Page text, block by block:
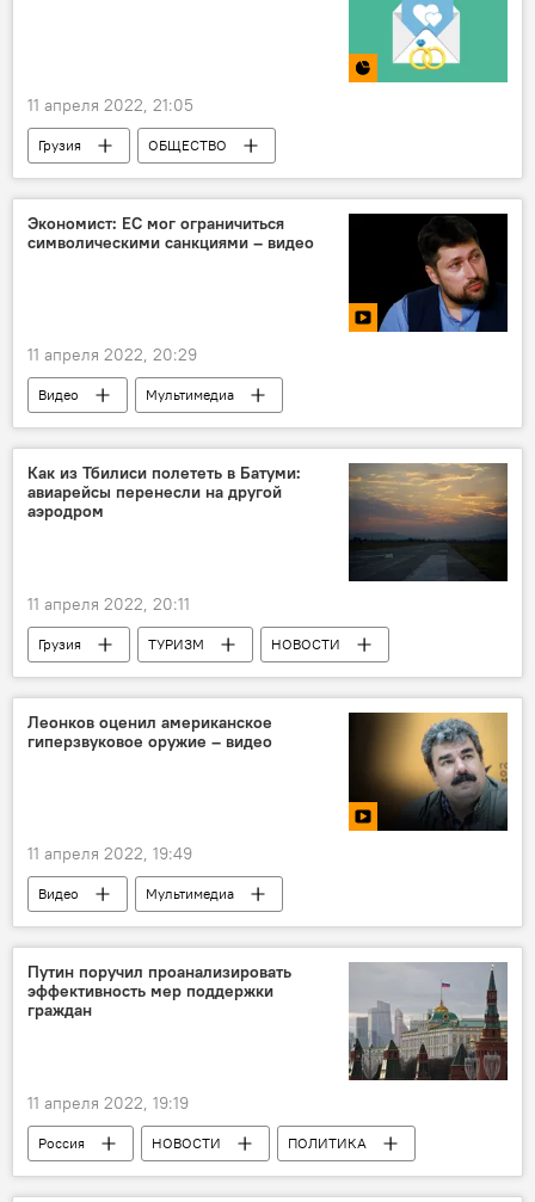
11 апреля 2022, 21:05
Грузия
ОБЩЕСТВО
Демографическая ситуация в Грузии
Инфографика
Экономист: ЕС мог ограничиться
символическими санкциями – видео
11 апреля 2022, 20:29
Видео
Мультимедиа
Экспертное мнение
Россия
Антироссийские санкции
Как из Тбилиси полететь в Батуми:
авиарейсы перенесли на другой
аэродром
11 апреля 2022, 20:11
Грузия ТУРИЗМ
НОВОСТИ
Батуми
Натахтари Тбилиси
Леонков оценил американское
гиперзвуковое оружие – видео
11 апреля 2022, 19:49
Видео
Мультимедиа
Экспертное мнение
Россия
Обострение ситуации вокруг Украины
Путин поручил проанализировать
эффективность мер поддержки
граждан
11 апреля 2022, 19:19
Россия НОВОСТИ
ПОЛИТИКА
ЭКОНОМИКА
ОБЩЕСТВО